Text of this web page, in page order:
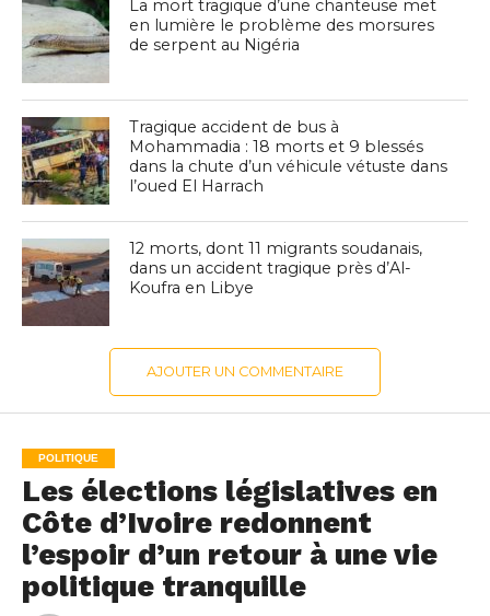
La mort tragique d’une chanteuse met
en lumière le problème des morsures
de serpent au Nigéria
Tragique accident de bus à
Mohammadia : 18 morts et 9 blessés
dans la chute d’un véhicule vétuste dans
l’oued El Harrach
12 morts, dont 11 migrants soudanais,
dans un accident tragique près d’Al-
Koufra en Libye
AJOUTER UN COMMENTAIRE
POLITIQUE
Les élections législatives en
Côte d’Ivoire redonnent
l’espoir d’un retour à une vie
politique tranquille